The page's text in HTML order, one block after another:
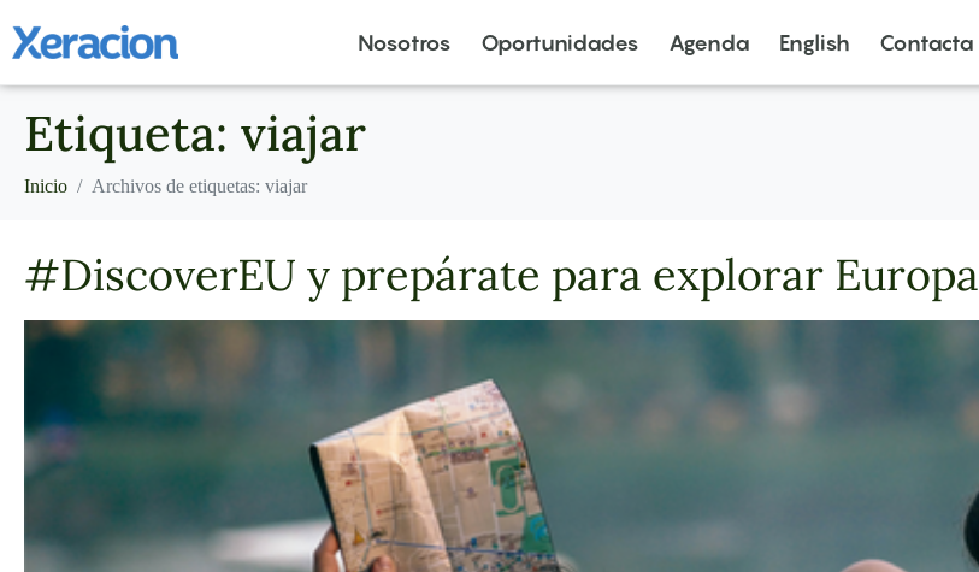
Nosotros Oportunidades Agenda English Contacta
Etiqueta: viajar
Inicio Archivos de etiquetas: viajar
#DiscoverEU y prepárate para explorar Europa